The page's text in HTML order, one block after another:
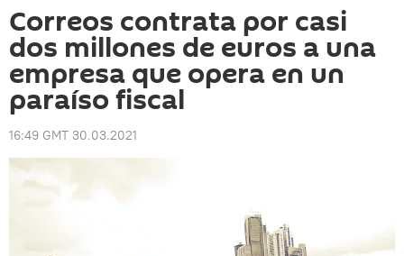
Correos contrata por casi
dos millones de euros a una
empresa que opera en un
paraíso fiscal
16:49 GMT 30.03.2021